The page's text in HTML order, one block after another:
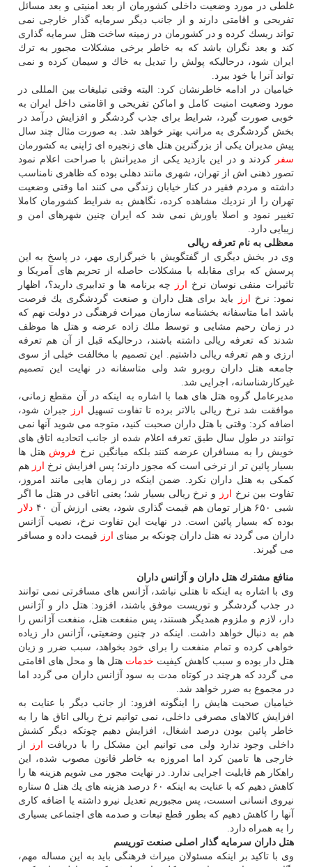
غلطی در مورد وضعیت داخلی كشورمان از بعد امنیتی و بعد مسائل
تفریحی و اقامتی دارند و از جانب دیگر سرمایه گذار خارجی نمی
تواند ریسك كرده و در كشورمان در زمینه ساخت هتل سرمایه گذاری
كند و بعد نگران باشد كه به خاطر برخی مشكلات مجبور به ترك
ایران شود، درحالیكه پولش را تبدیل به خاك و سیمان كرده و نمی
تواند آنرا با خود ببرد.
خیامیان در ادامه خاطرنشان كرد: البته وقتی تبلیغات بین المللی در
مورد وضعیت امنیت كامل و اماكن تفریحی و اقامتی داخل ایران به
خوبی صورت گیرد، شرایط برای جذب گردشگر و افزایش درآمد در
بخش گردشگری به مراتب بهتر خواهد شد. به صورت مثال چند سال
پیش مدیران یكی از بزرگترین هتل های زنجیره ای ژاپنی به كشورمان
سفر
كردند و در این بازدید یكی از مدیرانش با صراحت اعلام نمود
تصور ذهنی اش از تهران، شهری مانند دهلی بوده كه ظاهری نامناسب
داشته و مردم فقیر در كنار خیابان زندگی می كنند اما وقتی وضعیت
تهران را از نزدیك مشاهده كرده، نگاهش به شرایط كشورمان كاملا
تغییر نمود و اصلا باورش نمی شد كه ایران چنین شهرهای امن و
زیبایی دارد.
معظلی به نام تعرفه ریالی
وی در بخش دیگری از گفتگویش با خبرگزاری مهر، در پاسخ به این
پرسش كه برای مقابله با مشكلات حاصله از تحریم های آمریكا و
تاثیرات منفی نوسان نرخ
ارز
چه برنامه ها و تدابیری دارید؟، اظهار
نمود: نرخ
ارز
باید برای هتل داران و صنعت گردشگری یك فرصت
باشد اما متاسفانه بخشنامه سازمان میراث فرهنگی در دولت نهم كه
در زمان رحیم مشایی و توسط ملك زاده عرضه و هتل ها موظف
شدند كه تعرفه ریالی داشته باشند، درحالیكه قبل از آن هم تعرفه
ارزی و هم تعرفه ریالی داشتیم. این تصمیم با مخالفت خیلی از سوی
جامعه هتل داران روبرو شد ولی متاسفانه در نهایت این تصمیم
غیركارشناسانه، اجرایی شد.
مدیرعامل گروه هتل های هما با اشاره به اینكه در آن مقطع زمانی،
موافقت شد نرخ ریالی بالاتر برده تا تفاوت تسهیل
ارز
جبران شود،
اضافه كرد: وقتی با هتل داران صحبت كنید، متوجه می شوید آنها نمی
توانند در طول سال طبق تعرفه اعلام شده از جانب اتحادیه اتاق های
خویش را به مسافران عرضه كنند بلكه میانگین نرخ فروش هتل ها
بسیار پائین تر از نرخی است كه مجوز دارند؛ پس افزایش نرخ
ارز هم
كمكی به هتل داران نكرد. ضمن اینكه در زمان هایی مانند امروز،
تفاوت بین نرخ
ارز
و نرخ ریالی بسیار شد؛ یعنی اتاقی در هتل ما اگر
شبی ۶۵۰ هزار تومان هم قیمت گذاری شود، یعنی ارزش آن ۴۰
دلار
بوده كه بسیار پائین است. در نهایت این تفاوت نرخ، نصیب آژانس
داران می گردد نه هتل داران چونكه بر مبنای
ارز
قیمت داده و مسافر
می گیرند.
منافع مشترك هتل داران و آژانس داران
وی با اشاره به اینكه تا هتلی نباشد، آژانس های مسافرتی نمی توانند
در جذب گردشگر و توریست موفق باشند، افزود: هتل دار و آژانس
دار، لازم و ملزوم همدیگر هستند، پس منفعت هتل، منفعت آژانس را
هم به دنبال خواهد داشت. اینكه در چنین وضعیتی، آژانس دار زیاده
خواهی كرده و تمام منفعت را برای خود بخواهد، سبب ضرر و زیان
هتل دار بوده و سبب كاهش كیفیت خدمات هتل ها و محل های اقامتی
می گردد كه هرچند در كوتاه مدت به سود آژانس داران می گردد اما
در مجموع به ضرر خواهد شد.
خیامیان صحبت هایش را اینگونه افزود: از جانب دیگر با عنایت به
افزایش كالاهای مصرفی داخلی، نمی توانیم نرخ ریالی اتاق ها را به
خاطر پائین بودن درصد اشغال، افزایش دهیم چونكه دیگر كشش
داخلی وجود ندارد ولی می توانیم این مشكل را با دریافت
ارز
از
خارجی ها تامین كرد اما امروزه به خاطر قانون مصوب شده، این
راهكار هم قابلیت اجرایی ندارد. در نهایت مجور می شویم هزینه ها را
كاهش دهیم كه با عنایت به اینكه ۶۰ درصد هزینه های یك هتل ۵ ستاره
نیروی انسانی اسست، پس مجبوریم تعدیل نیرو داشته یا اضافه كاری
آنها را كاهش دهیم كه بطور قطع تبعات و صدمه های اجتماعی بسیاری
را به همراه دارد.
هتل داران سرمایه گذار اصلی صنعت توریسم
وی با تاكید بر اینكه مسئولان میراث فرهنگی باید به این مساله مهم،